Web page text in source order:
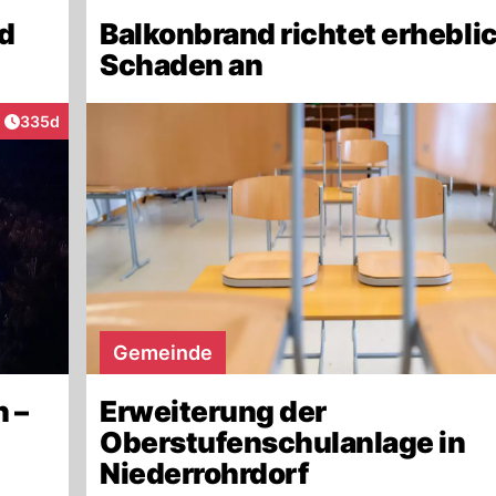
Balkonbrand richtet
Schaden an
Artikel veröffentlicht:
335d
–
Gemeinde
Erweiterung der
Oberstufenschulanlage in
Niederrohrdorf